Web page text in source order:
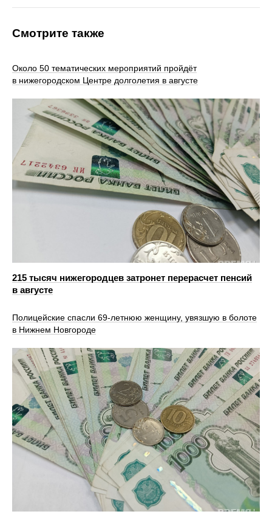
Смотрите также
Около 50 тематических мероприятий пройдёт
в нижегородском Центре долголетия в августе
215 тысяч нижегородцев затронет перерасчет пенсий
в августе
Полицейские спасли 69-летнюю женщину, увязшую в болоте
в Нижнем Новгороде